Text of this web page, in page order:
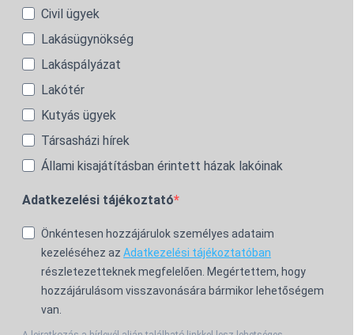
Civil ügyek
Lakásügynökség
Lakáspályázat
Lakótér
Kutyás ügyek
Társasházi hírek
Állami kisajátításban érintett házak lakóinak
Adatkezelési tájékoztató
Önkéntesen hozzájárulok személyes adataim
kezeléséhez az Adatkezelési tájékoztatóban
részletezetteknek megfelelően. Megértettem, hogy
hozzájárulásom visszavonására bármikor lehetőségem
van.